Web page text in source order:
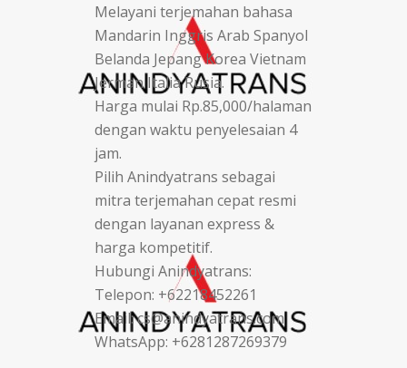
Melayani terjemahan bahasa
Mandarin Inggris Arab Spanyol
Belanda Jepang Korea Vietnam
Jerman Italia Rusia.
Harga mulai Rp.85,000/halaman
dengan waktu penyelesaian 4
jam.
Pilih Anindyatrans sebagai
mitra terjemahan cepat resmi
dengan layanan express &
harga kompetitif.
Hubungi Anindyatrans:
Telepon: +62218452261
Email: cs@anindyatrans.com
WhatsApp: +6281287269379